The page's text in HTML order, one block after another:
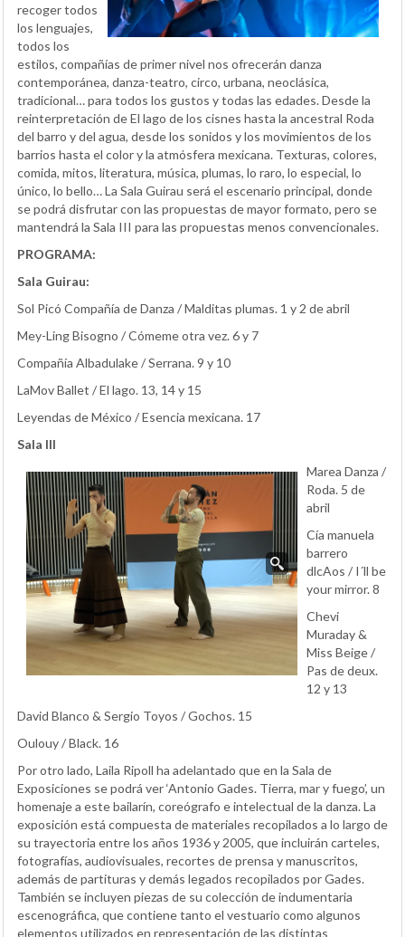
recoger todos
los lenguajes,
todos los
estilos, compañías de primer nivel nos ofrecerán danza
contemporánea, danza-teatro, circo, urbana, neoclásica,
tradicional… para todos los gustos y todas las edades. Desde la
reinterpretación de El lago de los cisnes hasta la ancestral Roda
del barro y del agua, desde los sonidos y los movimientos de los
barrios hasta el color y la atmósfera mexicana. Texturas, colores,
comida, mitos, literatura, música, plumas, lo raro, lo especial, lo
único, lo bello… La Sala Guirau será el escenario principal, donde
se podrá disfrutar con las propuestas de mayor formato, pero se
mantendrá la Sala III para las propuestas menos convencionales.
PROGRAMA:
Sala Guirau:
Sol Picó Compañía de Danza / Malditas plumas. 1 y 2 de abril
Mey-Ling Bisogno / Cómeme otra vez. 6 y 7
Compañía Albadulake / Serrana. 9 y 10
LaMov Ballet / El lago. 13, 14 y 15
Leyendas de México / Esencia mexicana. 17
Sala III
Marea Danza /
Roda. 5 de
abril
Cía manuela
barrero
dlcAos / I´ll be
your mirror. 8
Chevi
Muraday &
Miss Beige /
Pas de deux.
12 y 13
David Blanco & Sergio Toyos / Gochos. 15
Oulouy / Black. 16
Por otro lado, Laila Ripoll ha adelantado que en la Sala de
Exposiciones se podrá ver ‘Antonio Gades. Tierra, mar y fuego’, un
homenaje a este bailarín, coreógrafo e intelectual de la danza. La
exposición está compuesta de materiales recopilados a lo largo de
su trayectoria entre los años 1936 y 2005, que incluirán carteles,
fotografías, audiovisuales, recortes de prensa y manuscritos,
además de partituras y demás legados recopilados por Gades.
También se incluyen piezas de su colección de indumentaria
escenográfica, que contiene tanto el vestuario como algunos
elementos utilizados en representación de las distintas